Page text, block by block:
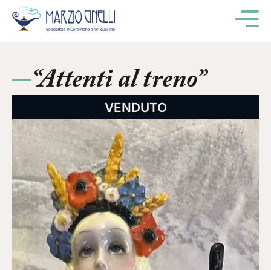
“Attenti al treno”
VENDUTO